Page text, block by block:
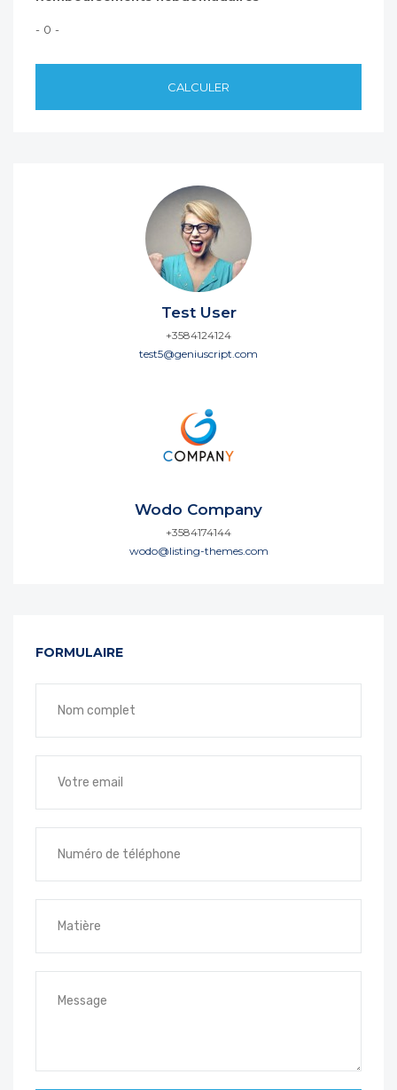
- 0 -
CALCULER
Test User
+3584124124
test5@geniuscript.com
Wodo Company
+3584174144
wodo@listing-themes.com
FORMULAIRE